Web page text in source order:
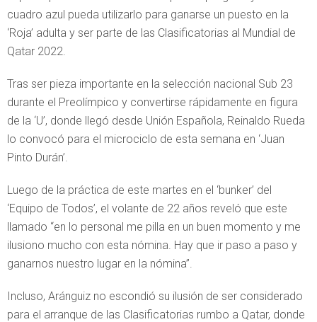
cuadro azul pueda utilizarlo para ganarse un puesto en la
‘Roja’ adulta y ser parte de las Clasificatorias al Mundial de
Qatar 2022.
Tras ser pieza importante en la selección nacional Sub 23
durante el Preolímpico y convertirse rápidamente en figura
de la ‘U’, donde llegó desde Unión Española, Reinaldo Rueda
lo convocó para el microciclo de esta semana en ‘Juan
Pinto Durán’.
Luego de la práctica de este martes en el ‘bunker’ del
‘Equipo de Todos’, el volante de 22 años reveló que este
llamado “en lo personal me pilla en un buen momento y me
ilusiono mucho con esta nómina. Hay que ir paso a paso y
ganarnos nuestro lugar en la nómina”.
Incluso, Aránguiz no escondió su ilusión de ser considerado
para el arranque de las Clasificatorias rumbo a Qatar, donde